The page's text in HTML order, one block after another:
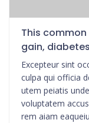
This
gain, diabetes
Excepteur sint
culpa qui officia
utem peiatis
voluptatem
rem aiam